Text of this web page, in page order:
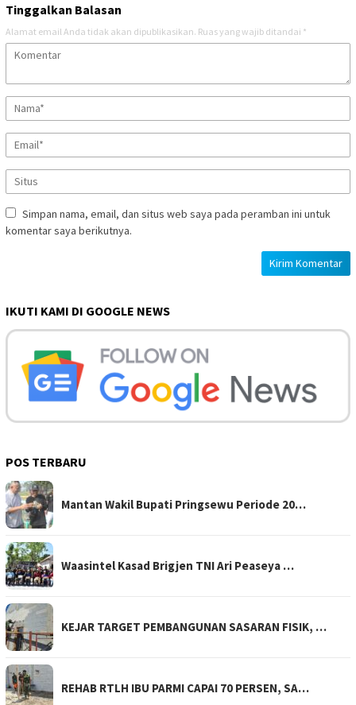
Tinggalkan Balasan
Alamat email Anda tidak akan dipublikasikan. Ruas yang wajib ditandai *
Simpan nama, email, dan situs web saya pada peramban ini untuk
komentar saya berikutnya.
IKUTI KAMI DI GOOGLE NEWS
POS TERBARU
Mantan Wakil Bupati Pringsewu Periode 20…
Waasintel Kasad Brigjen TNI Ari Peaseya …
KEJAR TARGET PEMBANGUNAN SASARAN FISIK, …
REHAB RTLH IBU PARMI CAPAI 70 PERSEN, SA…